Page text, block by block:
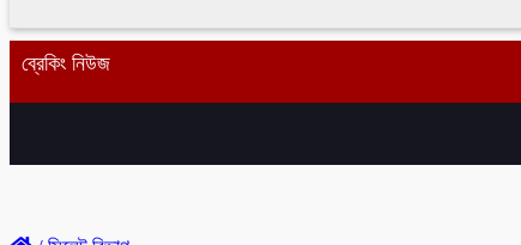
ব্রেকিং নিউজ